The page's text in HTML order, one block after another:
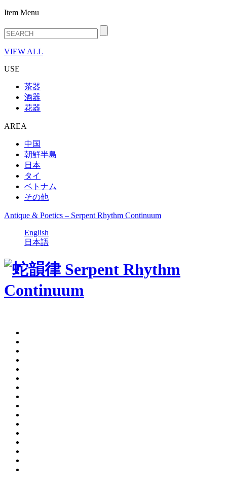
Item Menu
VIEW ALL
USE
茶器
酒器
花器
AREA
中国
朝鮮半島
日本
タイ
ベトナム
その他
Antique & Poetics – Serpent Rhythm Continuum
English
日本語